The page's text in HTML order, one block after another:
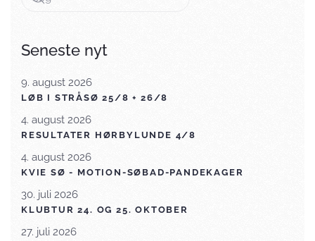
Seneste nyt
9. august 2026
LØB I STRÅSØ 25/8 + 26/8
4. august 2026
RESULTATER HØRBYLUNDE 4/8
4. august 2026
KVIE SØ - MOTION-SØBAD-PANDEKAGER
30. juli 2026
KLUBTUR 24. OG 25. OKTOBER
27. juli 2026